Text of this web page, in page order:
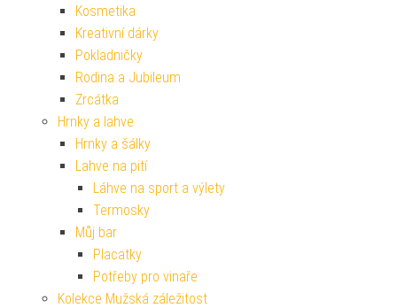
Kosmetika
Kreativní dárky
Pokladničky
Rodina a Jubileum
Zrcátka
Hrnky a lahve
Hrnky a šálky
Lahve na pití
Láhve na sport a výlety
Termosky
Můj bar
Placatky
Potřeby pro vinaře
Kolekce Mužská záležitost